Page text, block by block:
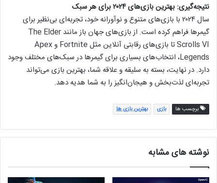
نتیجه‌گیری: بهترین بازی‌های ۲۰۲۴ برای هر سبک
سال ۲۰۲۴ با بازی‌های متنوع و نوآورانه خود، تجربه‌ای بی‌نظیر برای
گیمرها فراهم کرده است. از بازی‌های جهان باز مانند The Elder
Scrolls VI تا بازی‌های رقابتی آنلاین مثل Fortnite و Apex
Legends، انتخاب‌های بسیاری برای گیمرها در سبک‌های مختلف وجود
دارد. در نهایت، بسته به سلیقه و علاقه شما، بهترین بازی می‌تواند
تجربه‌ای لذت‌بخش و هیجان‌انگیز را به شما هدیه دهد.
برچسب ها بازی بهترین بازی ها
نوشته های مشابه